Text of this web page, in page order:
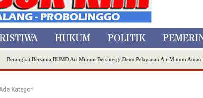
HUKUM POLITIK
Berangkat Bersama,BUMD Air Minum Bersinergi Demi Pelayanan Air Minum Aman
Dua Pelaku Pembunuhan Manusia Silver di Probolinggo Ditangkap di Kediri,Satu
Kategori